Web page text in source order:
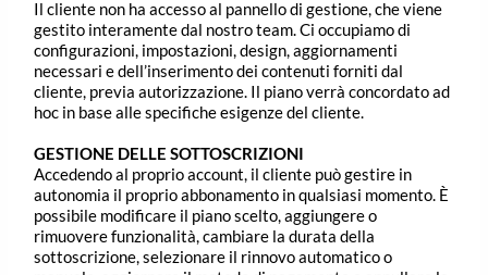
Il cliente non ha accesso al pannello di gestione, che viene
gestito interamente dal nostro team. Ci occupiamo di
configurazioni, impostazioni, design, aggiornamenti
necessari e dell’inserimento dei contenuti forniti dal
cliente, previa autorizzazione. Il piano verrà concordato ad
hoc in base alle specifiche esigenze del cliente.
GESTIONE DELLE SOTTOSCRIZIONI
Accedendo al proprio account, il cliente può gestire in
autonomia il proprio abbonamento in qualsiasi momento. È
possibile modificare il piano scelto, aggiungere o
rimuovere funzionalità, cambiare la durata della
sottoscrizione, selezionare il rinnovo automatico o